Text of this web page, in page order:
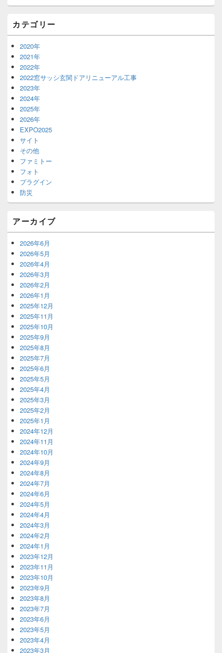
ト
カテゴリー
2020年
2021年
2022年
2022窓サッシ玄関ドアリニューアル工事
2023年
2024年
2025年
2026年
EXPO2025
サイト
その他
ファミトー
フォト
プラグイン
防災
アーカイブ
2026年6月
2026年5月
2026年4月
2026年3月
2026年2月
2026年1月
2025年12月
2025年11月
2025年10月
2025年9月
2025年8月
2025年7月
2025年6月
2025年5月
2025年4月
2025年3月
2025年2月
2025年1月
2024年12月
2024年11月
2024年10月
2024年9月
2024年8月
2024年7月
2024年6月
2024年5月
2024年4月
2024年3月
2024年2月
2024年1月
2023年12月
2023年11月
2023年10月
2023年9月
2023年8月
2023年7月
2023年6月
2023年5月
2023年4月
2023年3月